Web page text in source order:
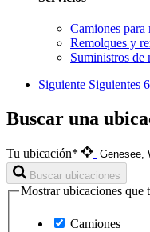
Camiones para
Remolques y
Suministros de
Siguiente Siguientes
Buscar una
Tu ubicación*
Buscar ubicaciones
Mostrar ubicaciones que
Camiones